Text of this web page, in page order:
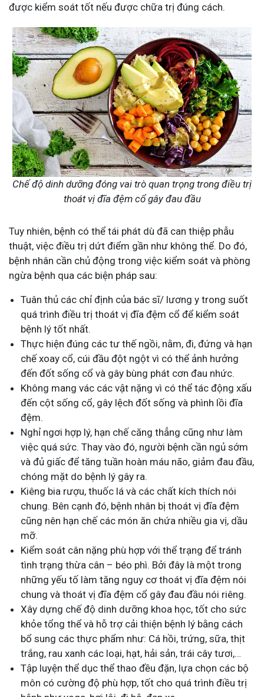
được kiểm soát tốt nếu được chữa trị đúng cách.
Chế độ dinh dưỡng đóng vai trò quan trọng trong điều trị
thoát vị đĩa đệm cổ gây đau đầu
Tuy nhiên, bệnh có thể tái phát dù đã can thiệp phẫu
thuật, việc điều trị dứt điểm gần như không thể. Do đó,
bệnh nhân cần chủ động trong việc kiểm soát và phòng
ngừa bệnh qua các biện pháp sau:
Tuân thủ các chỉ định của bác sĩ/ lương y trong suốt
quá trình điều trị thoát vị đĩa đệm cổ để kiểm soát
bệnh lý tốt nhất.
Thực hiện đúng các tư thế ngồi, nằm, đi, đứng và hạn
chế xoay cổ, cúi đầu đột ngột vì có thể ảnh hưởng
đến đốt sống cổ và gây bùng phát cơn đau nhức.
Không mang vác các vật nặng vì có thể tác động xấu
đến cột sống cổ, gây lệch đốt sống và phình lồi đĩa
đệm.
Nghỉ ngơi hợp lý, hạn chế căng thẳng cũng như làm
việc quá sức. Thay vào đó, người bệnh cần ngủ sớm
và đủ giấc để tăng tuần hoàn máu não, giảm đau đầu,
chóng mặt do bệnh lý gây ra.
Kiêng bia rượu, thuốc lá và các chất kích thích nói
chung. Bên cạnh đó, bệnh nhân bị thoát vị đĩa đệm
cũng nên hạn chế các món ăn chứa nhiều gia vị, dầu
mỡ.
Kiểm soát cân nặng phù hợp với thể trạng để tránh
tình trạng thừa cân – béo phì. Bởi đây là một trong
những yếu tố làm tăng nguy cơ thoát vị đĩa đệm nói
chung và thoát vị đĩa đệm cổ gây đau đầu nói riêng.
Xây dựng chế độ dinh dưỡng khoa học, tốt cho sức
khỏe tổng thể và hỗ trợ cải thiện bệnh lý bằng cách
bổ sung các thực phẩm như: Cá hồi, trứng, sữa, thịt
trắng, rau xanh các loại, hạt, hải sản, trái cây tươi,…
Tập luyện thể dục thể thao đều đặn, lựa chọn các bộ
môn có cường độ phù hợp, tốt cho quá trình điều trị